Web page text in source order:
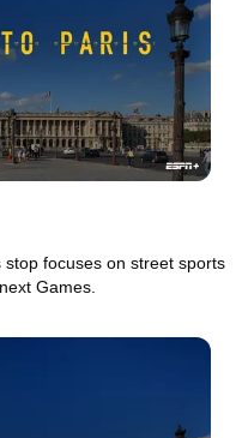
focuses on street sports
Games.